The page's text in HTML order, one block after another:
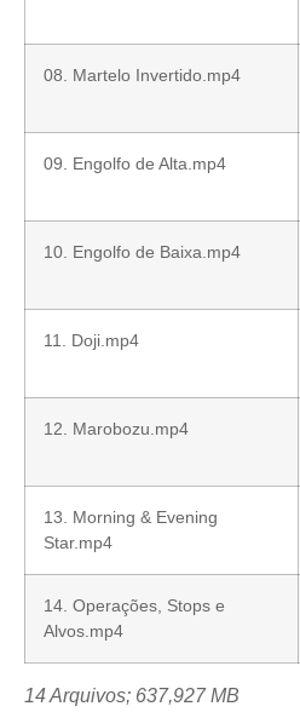
08. Martelo Invertido.mp4
09. Engolfo de Alta.mp4
10. Engolfo de Baixa.mp4
11. Doji.mp4
12. Marobozu.mp4
13. Morning & Evening
Star.mp4
14. Operações, Stops e
Alvos.mp4
14 Arquivos; 637,927 MB